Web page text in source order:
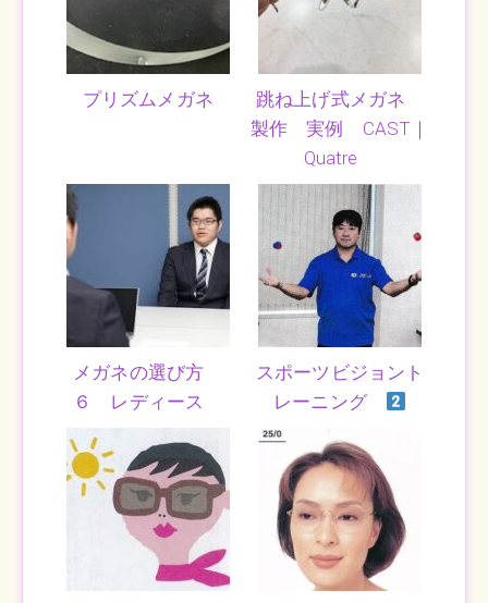
プリズムメガネ
跳ね上げ式メガネ
製作 実例 CAST｜
Quatre
メガネの選び方
６ レディース
スポーツビジョント
レーニング